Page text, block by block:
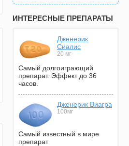
ИНТЕРЕСНЫЕ ПРЕПАРАТЫ
Дженерик
Сиалис
20 мг
Самый долгоиграющий
препарат. Эффект до 36
часов.
Дженерик Виагра
100мг
Самый известный в мире
препарат